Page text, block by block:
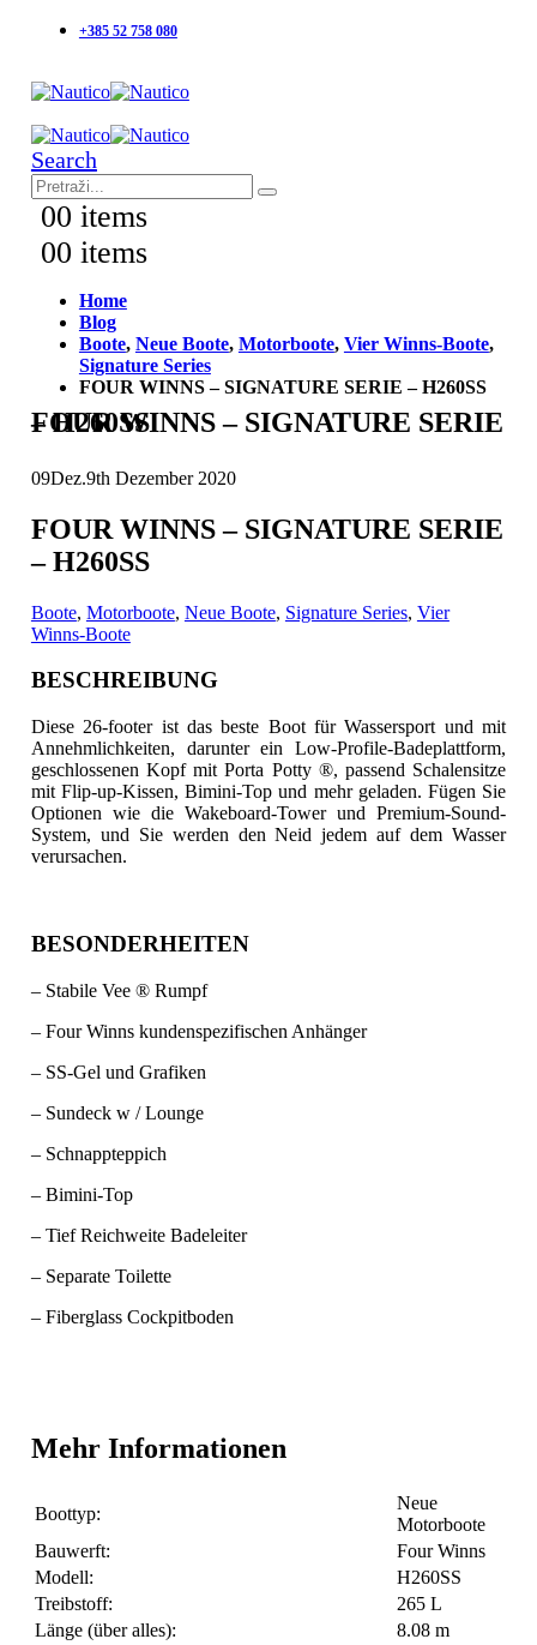
+385 52 758 080
Search
00 items
00 items
Home
Blog
Boote, Neue Boote, Motorboote, Vier Winns-Boote,
Signature Series
FOUR WINNS – SIGNATURE SERIE – H260SS
FOUR WINNS – SIGNATURE SERIE – H260SS
09Dez.9th Dezember 2020
FOUR WINNS – SIGNATURE SERIE
– H260SS
Boote, Motorboote, Neue Boote, Signature Series, Vier
Winns-Boote
BESCHREIBUNG
Diese 26-footer ist das beste Boot für Wassersport und mit
Annehmlichkeiten, darunter ein Low-Profile-Badeplattform,
geschlossenen Kopf mit Porta Potty ®, passend Schalensitze
mit Flip-up-Kissen, Bimini-Top und mehr geladen. Fügen Sie
Optionen wie die Wakeboard-Tower und Premium-Sound-
System, und Sie werden den Neid jedem auf dem Wasser
verursachen.
BESONDERHEITEN
– Stabile Vee ® Rumpf
– Four Winns kundenspezifischen Anhänger
– SS-Gel und Grafiken
– Sundeck w / Lounge
– Schnappteppich
– Bimini-Top
– Tief Reichweite Badeleiter
– Separate Toilette
– Fiberglass Cockpitboden
Mehr Informationen
Boottyp:
Neue
Motorboote
Bauwerft:
Four Winns
Modell:
H260SS
Treibstoff:
265 L
Länge (über alles):
8.08 m